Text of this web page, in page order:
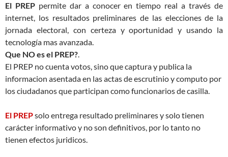
El PREPpermite dar a conocer en tiempo real a través de
internet, los resultados preliminares de las elecciones de la
jornada electoral, con certeza y oportunidad y usando la
tecnología mas avanzada.
Que NO es el PREP?.
El PREP no cuenta votos, sino que captura y publica la
informacion asentada en las actas de escrutinio y computo por
los ciudadanos que participan como funcionarios de casilla.
El PREPsolo entrega resultado preliminares y solo tienen
carácter informativo y no son definitivos, por lo tanto no
tienen efectos juridicos.